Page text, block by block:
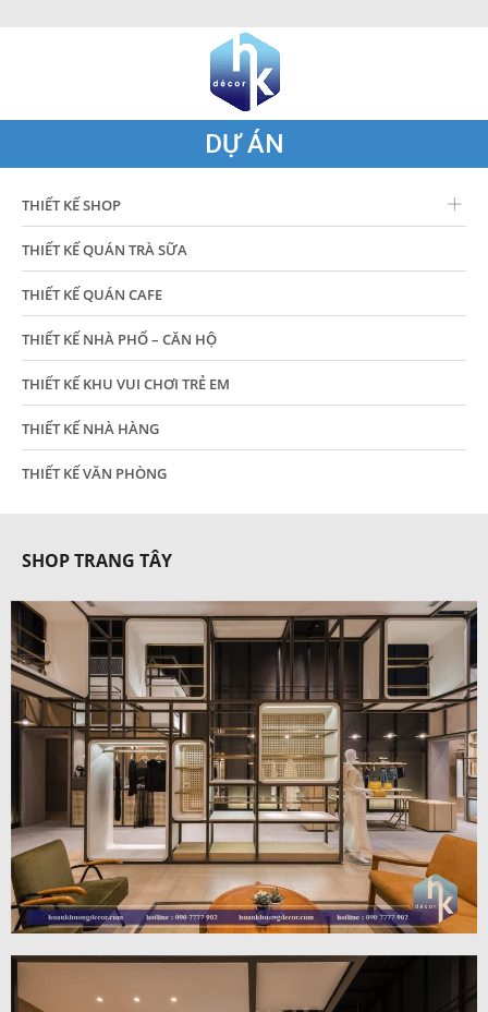
DỰ ÁN
THIẾT KẾ SHOP
THIẾT KẾ QUÁN TRÀ SỮA
THIẾT KẾ QUÁN CAFE
THIẾT KẾ NHÀ PHỐ – CĂN HỘ
THIẾT KẾ KHU VUI CHƠI TRẺ EM
THIẾT KẾ NHÀ HÀNG
THIẾT KẾ VĂN PHÒNG
SHOP TRANG TÂY